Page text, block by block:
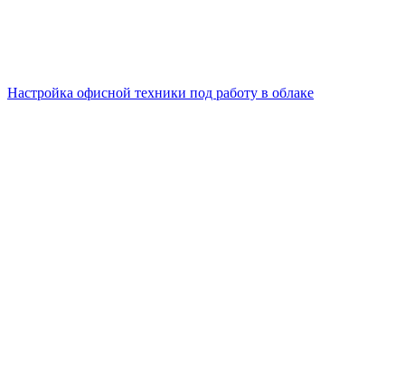
Настройка офисной техники под работу в облаке